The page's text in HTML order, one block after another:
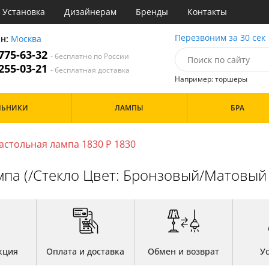
Установка Дизайнерам Бренды Контакты
Москва
63-32- бесплатно по России
03-21- бесплатная доставка
Перезвоним за 30 сек
Например: торшеры
Золото
Дизайн/Форма
Шары
ЛАМПЫ БРА
лампа 1830 P 1830
(/Стекло Цвет: Бронзовый/Матовый
Оплата и доставка Обмен и возврат